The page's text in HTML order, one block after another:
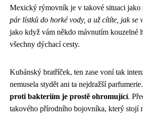
Mexický rýmovník je v takové situaci jako
pár lístků do horké vody, a už cítíte, jak se
jako když vám někdo mávnutím kouzelné
všechny dýchací cesty.
Kubánský bratříček, ten zase voní tak
nemusela stydět ani ta nejdražší parfumerie.
proti bakteriím je prostě ohromující.
takového přírodního bojovníka, který stojí